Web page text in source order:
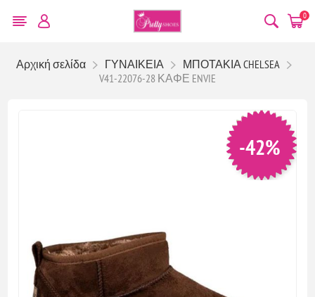
0
Αρχική σελίδα ΓΥΝΑΙΚΕΙΑ
ΜΠΟΤΑΚΙΑ CHELSEA
V41-22076-28 ΚΑΦΕ ENVIE
-42%